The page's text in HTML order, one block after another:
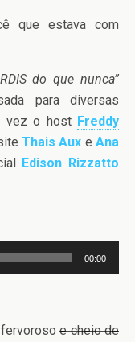
que estava com
do que nunca”
para diversas
vez o host Freddy
Thais Aux eAna
Edison Rizzatto
00:00
fervorosoe cheio de